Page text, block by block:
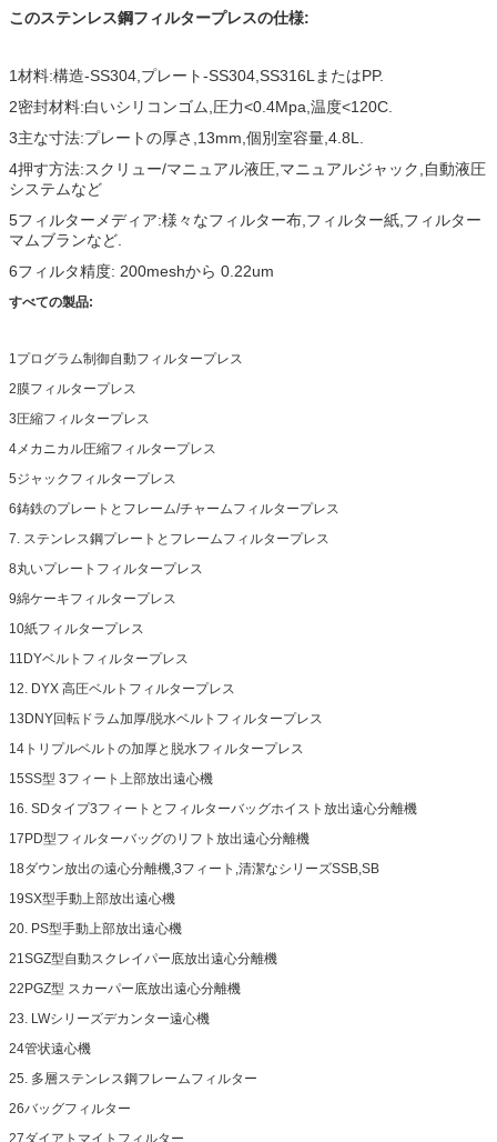
このステンレス鋼フィルタープレスの仕様:
1材料:構造-SS304,プレート-SS304,SS316LまたはPP.
2密封材料:白いシリコンゴム,圧力<0.4Mpa,温度<120C.
3主な寸法:プレートの厚さ,13mm,個別室容量,4.8L.
4押す方法:スクリュー/マニュアル液圧,マニュアルジャック,自動液圧
システムなど
5フィルターメディア:様々なフィルター布,フィルター紙,フィルター
マムブランなど.
6フィルタ精度: 200meshから 0.22um
すべての製品:
1プログラム制御自動フィルタープレス
2膜フィルタープレス
3圧縮フィルタープレス
4メカニカル圧縮フィルタープレス
5ジャックフィルタープレス
6鋳鉄のプレートとフレーム/チャームフィルタープレス
7. ステンレス鋼プレートとフレームフィルタープレス
8丸いプレートフィルタープレス
9綿ケーキフィルタープレス
10紙フィルタープレス
11DYベルトフィルタープレス
12. DYX 高圧ベルトフィルタープレス
13DNY回転ドラム加厚/脱水ベルトフィルタープレス
14トリプルベルトの加厚と脱水フィルタープレス
15SS型 3フィート上部放出遠心機
16. SDタイプ3フィートとフィルターバッグホイスト放出遠心分離機
17PD型フィルターバッグのリフト放出遠心分離機
18ダウン放出の遠心分離機,3フィート,清潔なシリーズSSB,SB
19SX型手動上部放出遠心機
20. PS型手動上部放出遠心機
21SGZ型自動スクレイパー底放出遠心分離機
22PGZ型 スカーパー底放出遠心分離機
23. LWシリーズデカンター遠心機
24管状遠心機
25. 多層ステンレス鋼フレームフィルター
26バッグフィルター
27ダイアトマイトフィルター